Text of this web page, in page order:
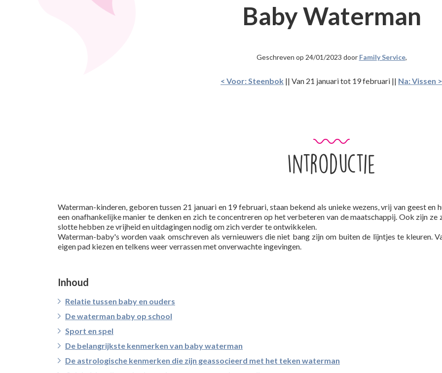
Baby Waterman
Geschreven op 24/01/2023 door Family Service,
< Voor: Steenbok || Van 21 januari tot 19 februari|| Na: Vissen >
Introductie
Waterman-kinderen, geboren tussen 21 januari en 19 februari, staan bekend als unieke wezens, vrij van geest en
een onafhankelijke manier te denken en zich te concentreren op het verbeteren van de maatschappij. Ook zijn ze
slotte hebben ze vrijheid en uitdagingen nodig om zich verder te ontwikkelen.
Waterman-baby's worden vaak omschreven als vernieuwers die niet bang zijn om buiten de lijntjes te kleuren.
eigen pad kiezen en telkens weer verrassen met onverwachte ingevingen.
Inhoud
Relatie tussen baby en ouders
De waterman baby op school
Sport en spel
De belangrijkste kenmerken van baby waterman
De astrologische kenmerken die zijn geassocieerd met het teken waterman